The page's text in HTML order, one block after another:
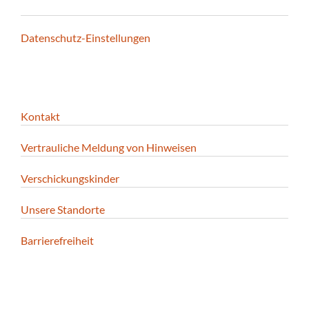
Datenschutz-Einstellungen
Kontakt
Vertrauliche Meldung von Hinweisen
Verschickungskinder
Unsere Standorte
Barrierefreiheit